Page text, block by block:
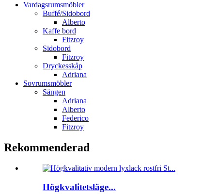
Vardagsrumsmöbler
Buffé/Sidobord
Alberto
Kaffe bord
Fitzroy
Sidobord
Fitzroy
Dryckesskåp
Adriana
Sovrumsmöbler
Sängen
Adriana
Alberto
Federico
Fitzroy
Rekommenderad
Högkvalitetsläge...